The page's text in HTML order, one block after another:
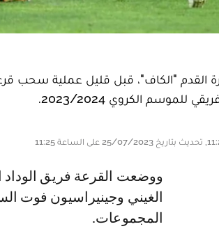
القدم "الكاف"، قبل قليل عملية
للموسم الكروي 2023/2024.
ووضعت القرعة فريق الوداد الرياضي أمام الفائز من مباراة حافية كوناكري
الغيني وجينيراسيون فوت
المجموعات.